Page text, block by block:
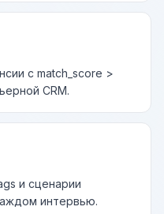
с match_score >
CRM.
и сценарии
интервью.